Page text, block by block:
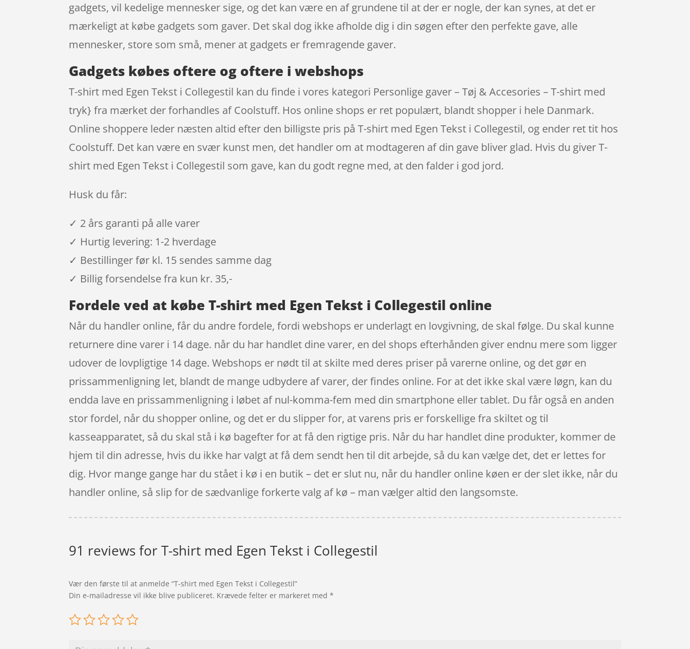
gadgets, vil kedelige mennesker sige, og det kan være en af grundene til at der er nogle, der kan synes, at det er
mærkeligt at købe gadgets som gaver. Det skal dog ikke afholde dig i din søgen efter den perfekte gave, alle
mennesker, store som små, mener at gadgets er fremragende gaver.
Gadgets købes oftere og oftere i webshops
T-shirt med Egen Tekst i Collegestil kan du finde i vores kategori Personlige gaver – Tøj & Accesories – T-shirt med
tryk} fra mærket der forhandles af Coolstuff. Hos online shops er ret populært, blandt shopper i hele Danmark.
Online shoppere leder næsten altid efter den billigste pris på T-shirt med Egen Tekst i Collegestil, og ender ret tit hos
Coolstuff. Det kan være en svær kunst men, det handler om at modtageren af din gave bliver glad. Hvis du giver T-
shirt med Egen Tekst i Collegestil som gave, kan du godt regne med, at den falder i god jord.
Husk du får:
✓ 2 års garanti på alle varer
✓ Hurtig levering: 1-2 hverdage
✓ Bestillinger før kl. 15 sendes samme dag
✓ Billig forsendelse fra kun kr. 35,-
Fordele ved at købe T-shirt med Egen Tekst i Collegestil online
Når du handler online, får du andre fordele, fordi webshops er underlagt en lovgivning, de skal følge. Du skal kunne
returnere dine varer i 14 dage. når du har handlet dine varer, en del shops efterhånden giver endnu mere som ligger
udover de lovpligtige 14 dage. Webshops er nødt til at skilte med deres priser på varerne online, og det gør en
prissammenligning let, blandt de mange udbydere af varer, der findes online. For at det ikke skal være løgn, kan du
endda lave en prissammenligning i løbet af nul-komma-fem med din smartphone eller tablet. Du får også en anden
stor fordel, når du shopper online, og det er du slipper for, at varens pris er forskellige fra skiltet og til
kasseapparatet, så du skal stå i kø bagefter for at få den rigtige pris. Når du har handlet dine produkter, kommer de
hjem til din adresse, hvis du ikke har valgt at få dem sendt hen til dit arbejde, så du kan vælge det, det er lettes for
dig. Hvor mange gange har du stået i kø i en butik – det er slut nu, når du handler online køen er der slet ikke, når du
handler online, så slip for de sædvanlige forkerte valg af kø – man vælger altid den langsomste.
91 reviews forT-shirt med Egen Tekst i Collegestil
Vær den første til at anmelde “T-shirt med Egen Tekst i Collegestil”
Din e-mailadresse vil ikke blive publiceret. Krævede felter er markeret med*